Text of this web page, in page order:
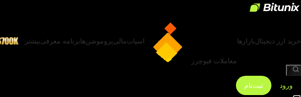
خرید ارز دیجیتالبازارها
معاملات فیوچرز
اسپاتمالیپروموشن‌هابرنامه معرفیبیشتر
ورود
ثبت‌نام